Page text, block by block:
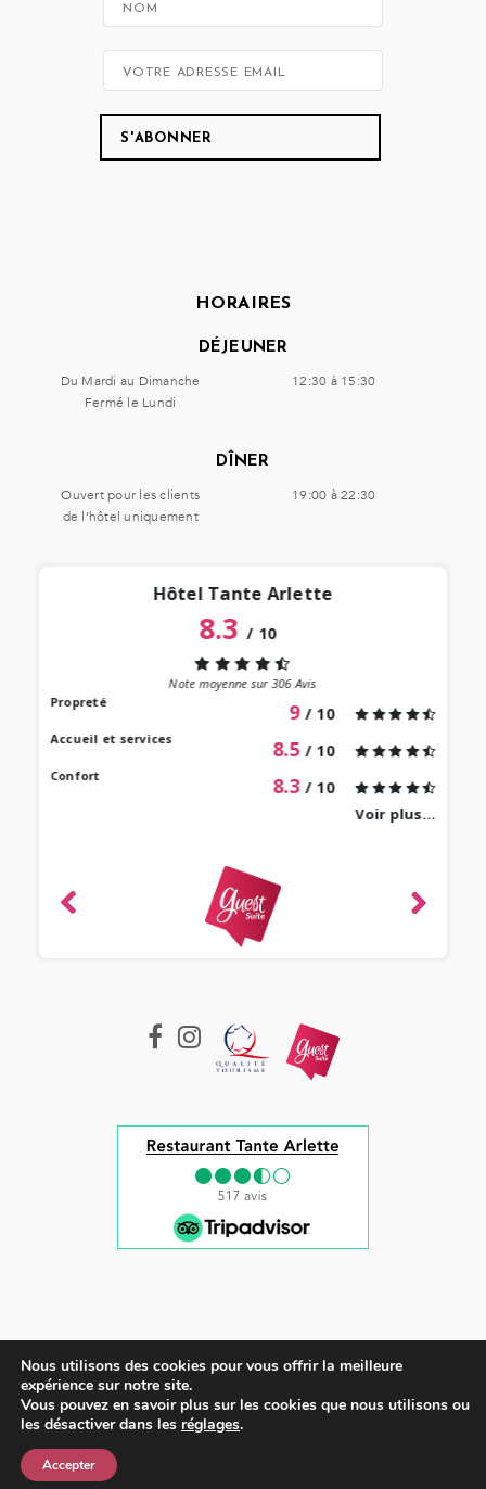
HORAIRES
DÉJEUNER
Du Mardi au Dimanche
Fermé le Lundi
12:30 à 15:30
DÎNER
Ouvert pour les clients
de l’hôtel uniquement
19:00 à 22:30
Hôtel Tante Arlette
8.3/ 10
Note moyenne sur306Avis
Propreté
9 / 10
Accueil et services 8.5 / 10
Confort 8.3 / 10
Voir plus...
Tous droits réservés © 2022 |Mentions légales et CGV
Nous utilisons des cookies pour vous offrir la meilleure
expérience sur notre site.
Vous pouvez en savoir plus sur les cookies que nous utilisons ou
les désactiver dans les réglages.
Accepter
English(Anglais)